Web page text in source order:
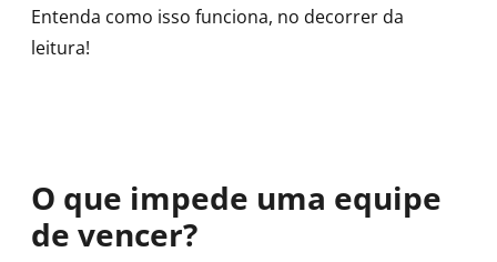
Entenda como isso funciona, no decorrer da
leitura!
O que impede uma equipe
de vencer?